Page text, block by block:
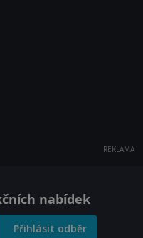
REKLAMA
nabídek
Přihlásit odběr